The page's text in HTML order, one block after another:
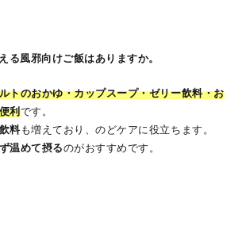
る風邪向けご飯はありますか。
トのおかゆ・カップスープ・ゼリー飲料・お
利です。
料も増えており、のどケアに役立ちます。
温めて摂るのがおすすめです。